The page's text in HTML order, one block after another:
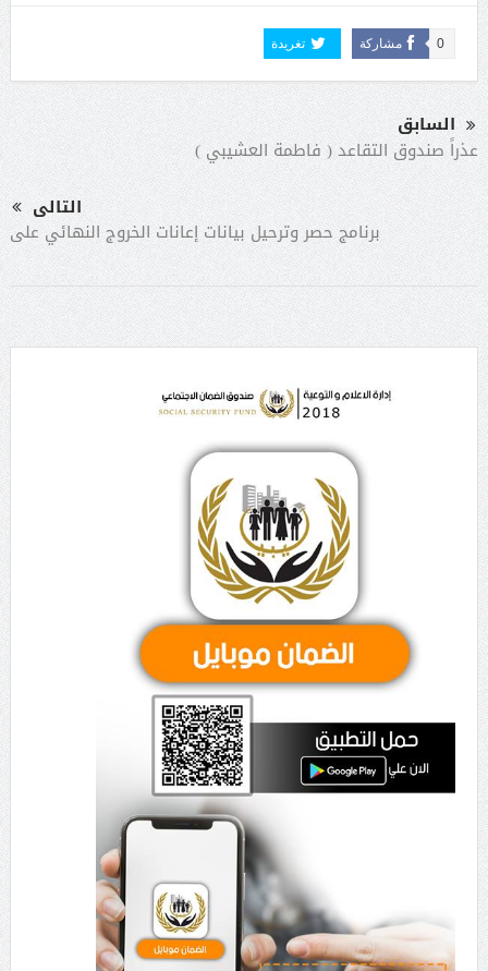
مشاركة 0 تغريدة
السابق
عذراً صندوق التقاعد ( فاطمة العشيبي )
التالى
برنامج حصر وترحيل بيانات إعانات الخروج النهائي على